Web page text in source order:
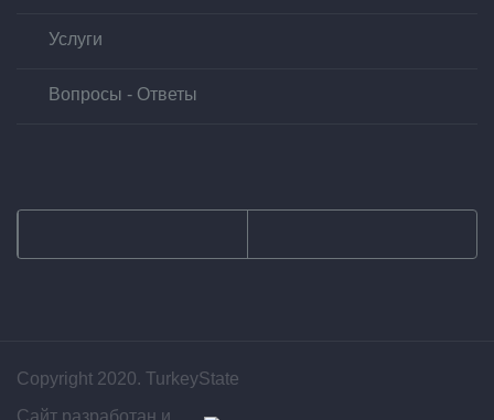
Услуги
Вопросы - Ответы
Copyright 2020. TurkeyState
Сайт разработан и